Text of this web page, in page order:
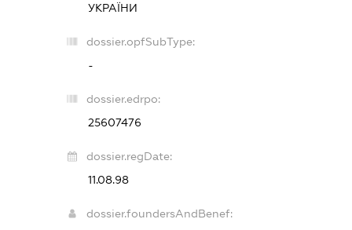
УКРАЇНИ
dossier.opfSubType:
-
dossier.edrpo:
25607476
dossier.regDate:
11.08.98
dossier.foundersAndBenef: